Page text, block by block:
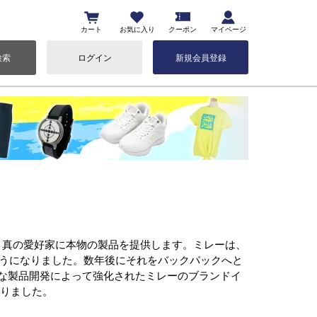
カート お気に入り クーポン マイページ
索 ログイン 新規会員登録
の愛好家に本物の製品を提供します。ミレーは、
になりました。数年後にそれをバックパックへと
品開発によって強化されたミレーのブランドイ
ました。